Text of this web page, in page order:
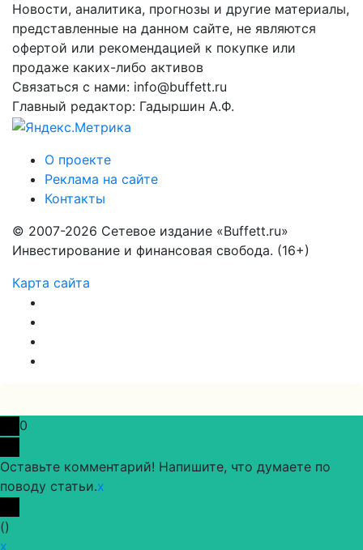
Новости, аналитика, прогнозы и другие материалы,
представленные на данном сайте, не являются
офертой или рекомендацией к покупке или
продаже каких-либо активов
Связаться с нами: info@buffett.ru
Главный редактор: Гадыршин А.Ф.
О проекте
Реклама на сайте
Контакты
© 2007-2026 Сетевое издание «Buffett.ru»
Инвестирование и финансовая свобода. (16+)
Карта сайта
0
Оставьте комментарий! Напишите, что думаете по
поводу статьи.x
()
x